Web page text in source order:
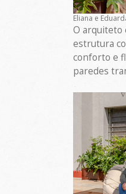
Eliana e
O arquiteto
estrutura
conforto e
paredes